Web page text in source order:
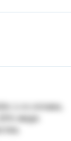
1-го сплава,
меди.